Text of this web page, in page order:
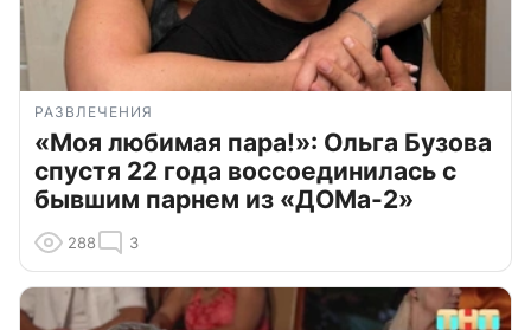
РАЗВЛЕЧЕНИЯ
«Моя любимая пара!»: Ольга Бузова
спустя 22 года воссоединилась с
бывшим парнем из «ДОМа-2»
288 3